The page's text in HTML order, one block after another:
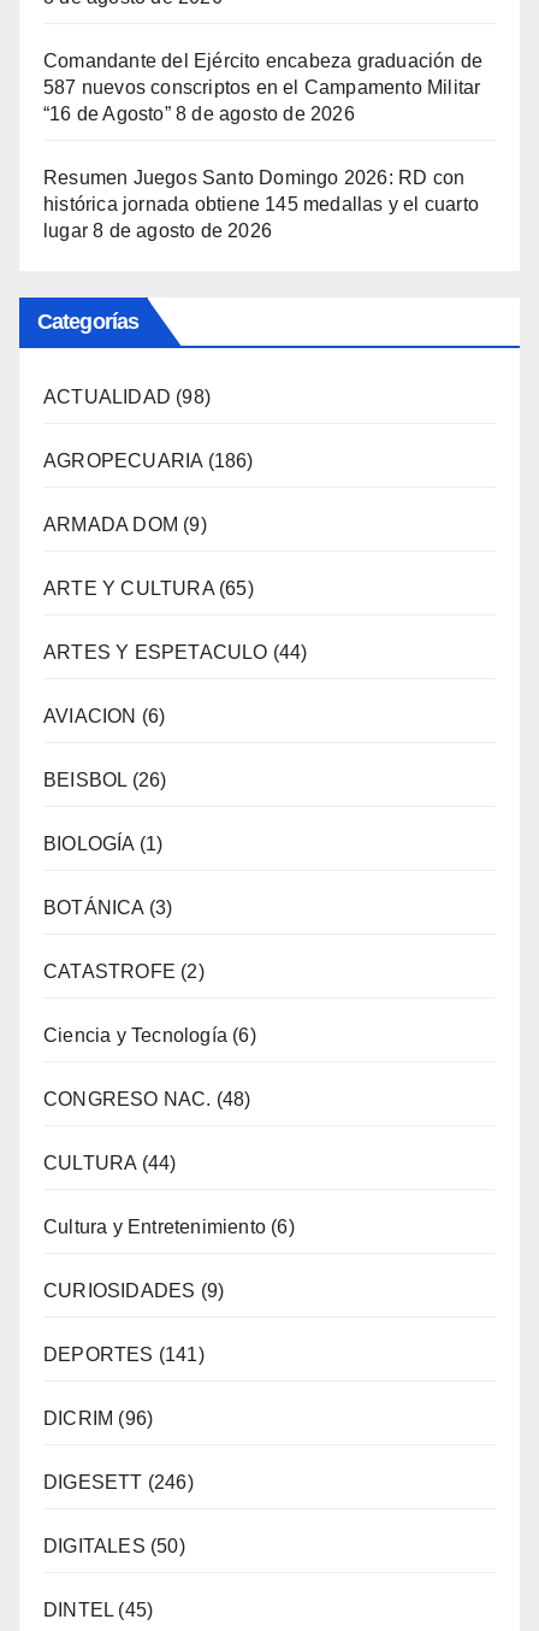
Comandante del Ejército encabeza graduación de
587 nuevos conscriptos en el Campamento Militar
“16 de Agosto” 8 de agosto de 2026
Resumen Juegos Santo Domingo 2026: RD con
histórica jornada obtiene 145 medallas y el cuarto
lugar 8 de agosto de 2026
Categorías
ACTUALIDAD (98)
AGROPECUARIA (186)
ARMADA DOM (9)
ARTE Y CULTURA(65)
ARTES Y ESPETACULO (44)
AVIACION (6)
BEISBOL (26)
BIOLOGÍA (1)
BOTÁNICA (3)
CATASTROFE (2)
Ciencia y Tecnología (6)
CONGRESO NAC. (48)
CULTURA (44)
Cultura y Entretenimiento (6)
CURIOSIDADES (9)
DEPORTES (141)
DICRIM (96)
DIGESETT (246)
DIGITALES (50)
DINTEL (45)